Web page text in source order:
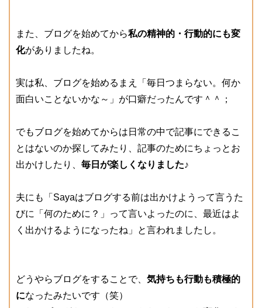
また、ブログを始めてから私の精神的・行動的にも変
化がありましたね。
実は私、ブログを始めるまえ「毎日つまらない。何か
面白いことないかな～」が口癖だったんです＾＾；
でもブログを始めてからは日常の中で記事にできるこ
とはないのか探してみたり、記事のためにちょっとお
出かけしたり、 毎日が楽しくなりました♪
夫にも「Sayaはブログする前は出かけようって言うた
びに「何のために？」って言いよったのに、最近はよ
く出かけるようになったね」と言われましたし。
どうやらブログをすることで、 気持ちも行動も積極的
になったみたいです（笑）